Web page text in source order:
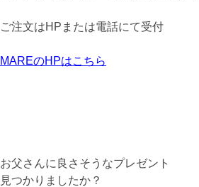
ご注文はHPまたは電話にて受付
MAREのHPはこちら
お父さんに良さそうなプレゼント
見つかりましたか？